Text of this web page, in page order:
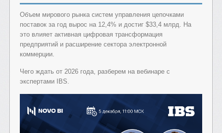
Объем мирового рынка систем управления цепочками
поставок за год вырос на 12,4% и достиг $33,4 млрд. На
это влияет активная цифровая трансформация
предприятий и расширение сектора электронной
коммерции.
Чего ждать от 2026 года, разберем на вебинаре с
экспертами IBS.